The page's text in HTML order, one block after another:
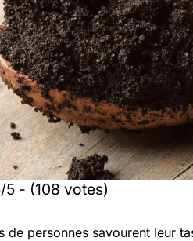
5 - (108 votes)
de personnes savourent leur